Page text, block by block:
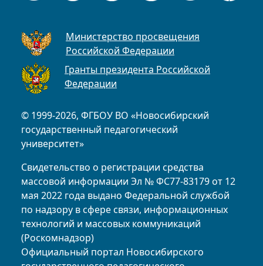
© 1999-2026, ФГБОУ ВО «Новосибирский
государственный педагогический
университет»
Свидетельство о регистрации средства
массовой информации Эл № ФС77-83179 от 12
мая 2022 года выдано Федеральной службой
по надзору в сфере связи, информационных
технологий и массовых коммуникаций
(Роскомнадзор)
Официальный портал Новосибирского
Министерство просвещения
Российской Федерации
Гранты президента Российской
Федерации